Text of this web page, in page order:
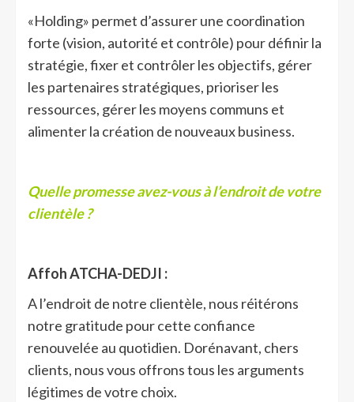
«Holding» permet d’assurer une coordination
forte (vision, autorité et contrôle) pour définir la
stratégie, fixer et contrôler les objectifs, gérer
les partenaires stratégiques, prioriser les
ressources, gérer les moyens communs et
alimenter la création de nouveaux business.
Quelle promesse avez-vous à l’endroit de votre
clientèle ?
Affoh ATCHA-DEDJI :
A l’endroit de notre clientèle, nous réitérons
notre gratitude pour cette confiance
renouvelée au quotidien. Dorénavant, chers
clients, nous vous offrons tous les arguments
légitimes de votre choix.